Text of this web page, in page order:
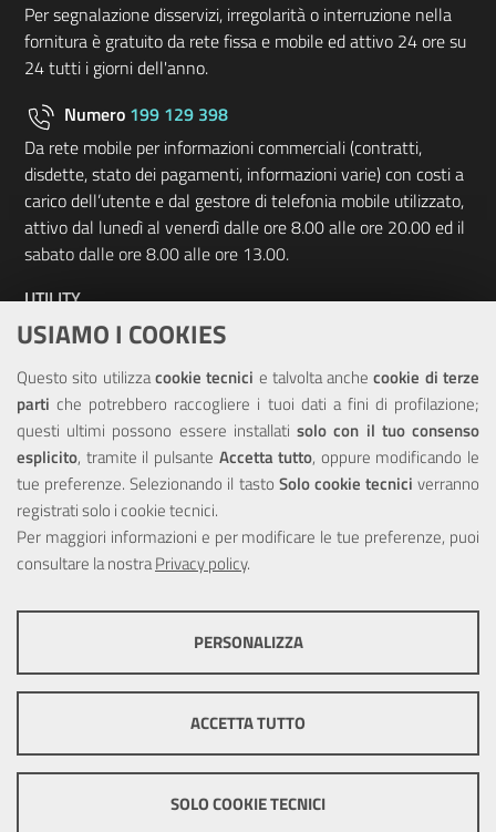
USIAMO I COOKIES
Questo sito utilizzacookie tecnici e talvolta anchecookie di terze
parti che potrebbero raccogliere i tuoi dati a fini di profilazione;
questi ultimi possono essere installatisolo con il tuo consenso
esplicito, tramite il pulsante Accetta tutto, oppure modificando le
tue preferenze. Selezionando il tasto Solo cookie tecnici verranno
registrati solo i cookie tecnici.
Per maggiori informazioni e per modificare le tue preferenze, puoi
consultare la nostraPrivacy policy.
ottimale per ogni utente. Essi non raccolgono i tuoi dati e le tue
informazioni di navigazione per scopi di marketing e profilazione, e
pertanto possono essere utilizzati senza bisogno di acquisire il tuo
PERSONALIZZA
ACCETTA TUTTO
SOLO COOKIE TECNICI
Per segnalazione disservizi, irregolarità o interruzione nella
fornitura è gratuito da rete fissa e mobile ed attivo 24 ore su
24 tutti i giorni dell'anno.
Numero 199 129 398
Da rete mobile per informazioni commerciali (contratti,
disdette, stato dei pagamenti, informazioni varie) con costi a
carico dell’utente e dal gestore di telefonia mobile utilizzato,
attivo dal lunedì al venerdì dalle ore 8.00 alle ore 20.00 ed il
sabato dalle ore 8.00 alle ore 13.00.
UTILITY
Sitemap
NOTE LEGALI
Note Legali
Privacy
Dichiarazione di accessibilità
Credits|Impostazioni Cookie